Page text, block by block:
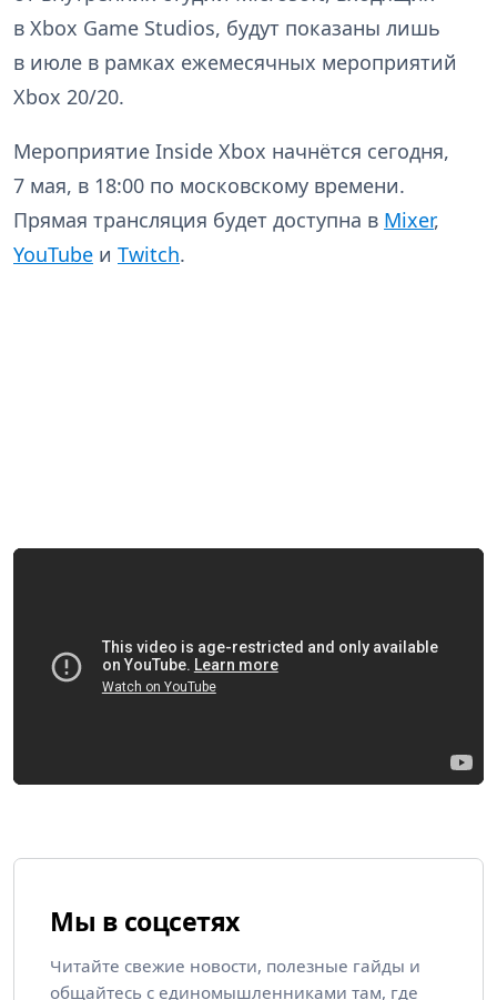
в Xbox Game Studios, будут показаны лишь
в июле в рамках ежемесячных мероприятий
Xbox 20/20.
Мероприятие Inside Xbox начнётся сегодня,
7 мая, в 18:00 по московскому времени.
Прямая трансляция будет доступна в Mixer,
YouTube и Twitch.
Мы в соцсетях
Читайте свежие новости, полезные гайды и
общайтесь с единомышленниками там, где